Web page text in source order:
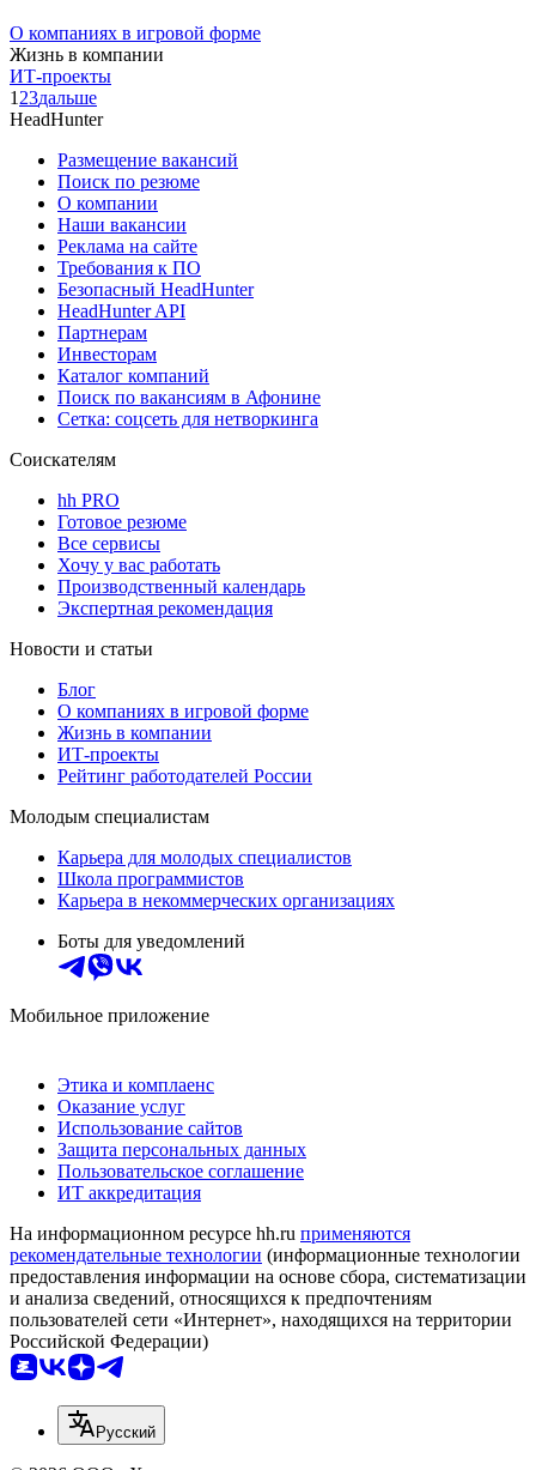
О компаниях в игровой форме
Жизнь в компании
ИТ-проекты
1 23дальше
HeadHunter
Размещение вакансий
Поиск по резюме
О компании
Наши вакансии
Реклама на сайте
Требования к ПО
Безопасный HeadHunter
HeadHunter API
Партнерам
Инвесторам
Каталог компаний
Поиск по вакансиям в Афонине
Сетка: соцсеть для нетворкинга
Соискателям
hh PRO
Готовое резюме
Все сервисы
Хочу у вас работать
Производственный календарь
Экспертная рекомендация
Новости и статьи
Блог
О компаниях в игровой форме
Жизнь в компании
ИТ-проекты
Рейтинг работодателей России
Молодым специалистам
Карьера для молодых специалистов
Школа программистов
Карьера в некоммерческих организациях
Боты для уведомлений
Мобильное приложение
Этика и комплаенс
Оказание услуг
Использование сайтов
Защита персональных данных
Пользовательское соглашение
ИТ аккредитация
На информационном ресурсе hh.ru применяются
рекомендательные технологии (информационные технологии
предоставления информации на основе сбора, систематизации
и анализа сведений, относящихся к предпочтениям
пользователей сети «Интернет», находящихся на территории
Российской Федерации)
Русский